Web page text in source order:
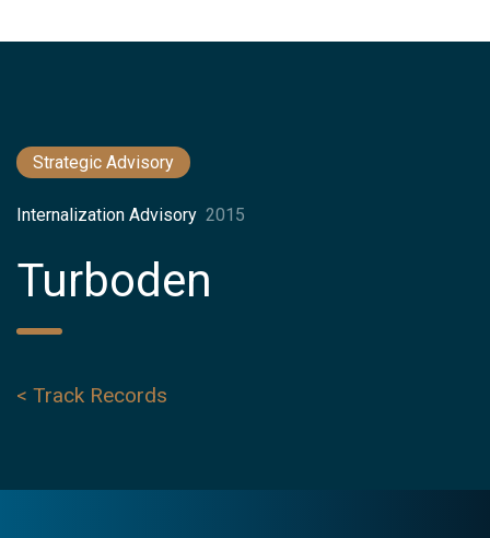
Strategic Advisory
Internalization Advisory 2015
Turboden
< Track Records